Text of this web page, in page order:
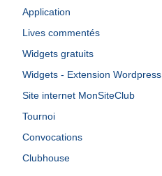
Application
Lives commentés
Widgets gratuits
Widgets - Extension Wordpress
Site internet MonSiteClub
Tournoi
Convocations
Clubhouse